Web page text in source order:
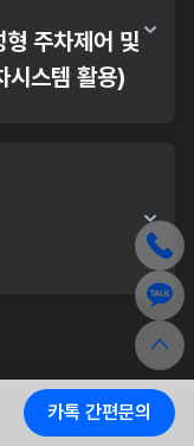
카톡 간편문의
시공
주차제어 및
시스템 활용)
성형 자동화 제어 설